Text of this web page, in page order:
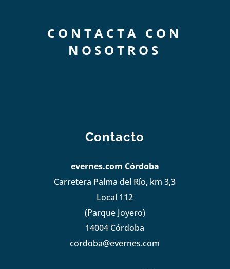
CONTACTA CON
NOSOTROS
Contacto
evernes.com Córdoba
Carretera Palma del Río, km 3,3
Local 112
(Parque Joyero)
14004 Córdoba
cordoba@evernes.com